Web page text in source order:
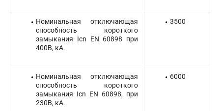
Номинальная отключающая
способность короткого
замыкания Icn EN 60898 при
400В, кА
3500
Номинальная отключающая
способность короткого
замыкания Icn EN 60898, при
230В, кА
6000